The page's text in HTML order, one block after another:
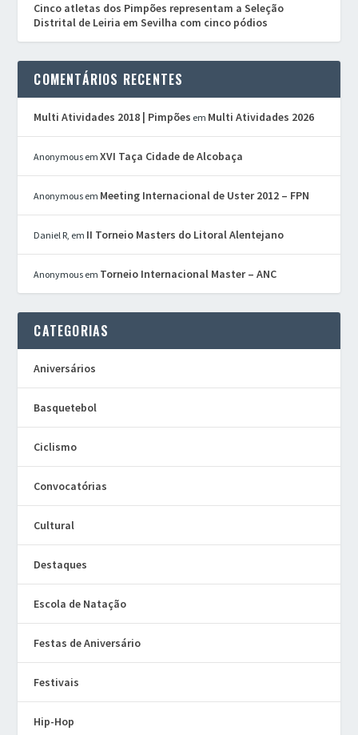
Cinco atletas dos Pimpões representam a Seleção
Distrital de Leiria em Sevilha com cinco pódios
COMENTÁRIOS RECENTES
Multi Atividades 2018 | Pimpões em Multi Atividades 2026
Anonymous emXVI Taça Cidade de Alcobaça
Anonymous em Meeting Internacional de Uster 2012 – FPN
Daniel R, em II Torneio Masters do Litoral Alentejano
Anonymous em Torneio Internacional Master – ANC
CATEGORIAS
Aniversários
Basquetebol
Ciclismo
Convocatórias
Cultural
Destaques
Escola de Natação
Festas de Aniversário
Festivais
Hip-Hop